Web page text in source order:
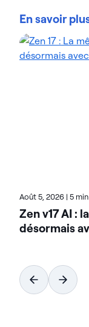
que soit leur
d'intelligence
rationaliser
En savoir
Août 5, 2026 | 5
Zen v17 AI :
désormais